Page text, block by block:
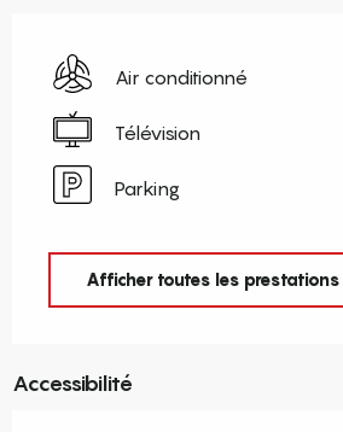
Air conditionné
Télévision
Parking
Afficher toutes les prestations
Accessibilité